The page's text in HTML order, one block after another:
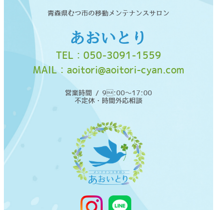
青森県むつ市の移動メンテナンスサロン
あおいとり
TEL： 050-3091-1559
MAIL： aoitori@aoitori-cyan.com
営業時間 / 9:00〜17:00
不定休・時間外応相談